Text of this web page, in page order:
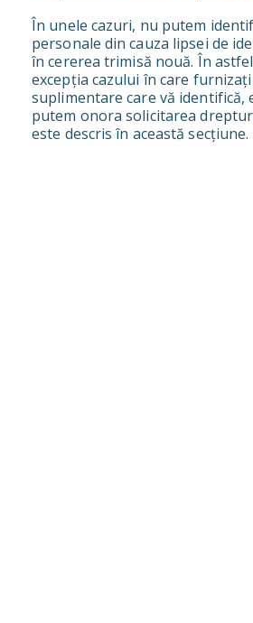
În unele cazuri, nu putem
personale din cauza lipsei de
în cererea trimisă nouă. În
excepția cazului în care
suplimentare care vă identifică,
putem onora solicitarea
este descris în această secțiune.